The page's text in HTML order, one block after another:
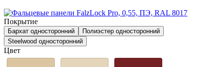
Покрытие
Бархат односторонний
Полиэстер односторонний
Steelwood односторонний
Цвет